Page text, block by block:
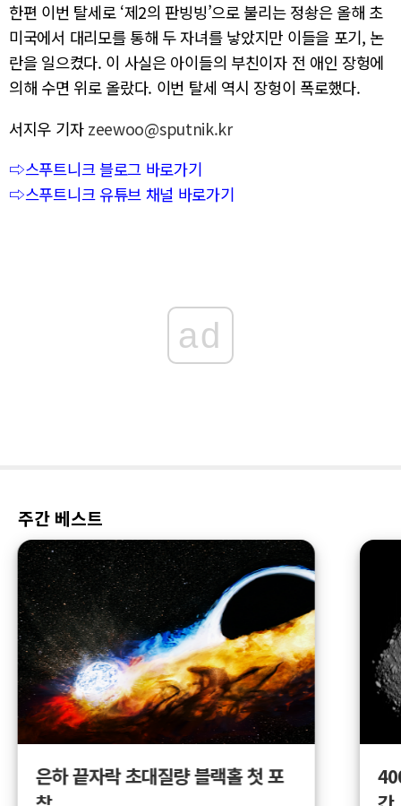
한편 이번 탈세로 ‘제2의 판빙빙’으로 불리는 정솽은 올해 초
미국에서 대리모를 통해 두 자녀를 낳았지만 이들을 포기, 논
란을 일으켰다. 이 사실은 아이들의 부친이자 전 애인 장헝에
의해 수면 위로 올랐다. 이번 탈세 역시 장헝이 폭로했다.
서지우 기자 zeewoo@sputnik.kr
⇨스푸트니크 블로그 바로가기
⇨스푸트니크 유튜브 채널 바로가기
ad
주간 베스트
은하 끝자락 초대질량 블랙홀 첫 포